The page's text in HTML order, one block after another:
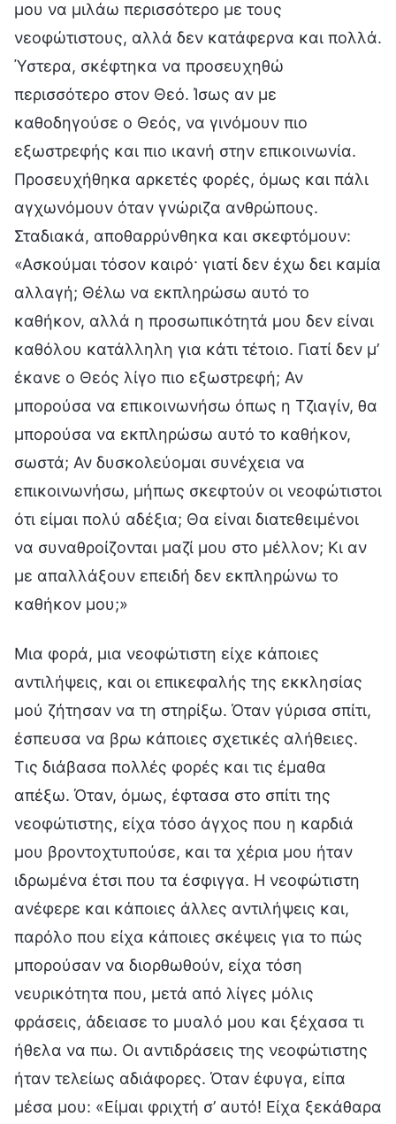
μου να μιλάω περισσότερο με τους
νεοφώτιστους, αλλά δεν κατάφερνα και πολλά.
Ύστερα, σκέφτηκα να προσευχηθώ
περισσότερο στον Θεό. Ίσως αν με
καθοδηγούσε ο Θεός, να γινόμουν πιο
εξωστρεφής και πιο ικανή στην επικοινωνία.
Προσευχήθηκα αρκετές φορές, όμως και πάλι
αγχωνόμουν όταν γνώριζα ανθρώπους.
Σταδιακά, αποθαρρύνθηκα και σκεφτόμουν:
«Ασκούμαι τόσον καιρό· γιατί δεν έχω δει καμία
αλλαγή; Θέλω να εκπληρώσω αυτό το
καθήκον, αλλά η προσωπικότητά μου δεν είναι
καθόλου κατάλληλη για κάτι τέτοιο. Γιατί δεν μ’
έκανε ο Θεός λίγο πιο εξωστρεφή; Αν
μπορούσα να επικοινωνήσω όπως η Τζιαγίν, θα
μπορούσα να εκπληρώσω αυτό το καθήκον,
σωστά; Αν δυσκολεύομαι συνέχεια να
επικοινωνήσω, μήπως σκεφτούν οι νεοφώτιστοι
ότι είμαι πολύ αδέξια; Θα είναι διατεθειμένοι
να συναθροίζονται μαζί μου στο μέλλον; Κι αν
με απαλλάξουν επειδή δεν εκπληρώνω το
καθήκον μου;»
Μια φορά, μια νεοφώτιστη είχε κάποιες
αντιλήψεις, και οι επικεφαλής της εκκλησίας
μού ζήτησαν να τη στηρίξω. Όταν γύρισα σπίτι,
έσπευσα να βρω κάποιες σχετικές αλήθειες.
Τις διάβασα πολλές φορές και τις έμαθα
απέξω. Όταν, όμως, έφτασα στο σπίτι της
νεοφώτιστης, είχα τόσο άγχος που η καρδιά
μου βροντοχτυπούσε, και τα χέρια μου ήταν
ιδρωμένα έτσι που τα έσφιγγα. Η νεοφώτιστη
ανέφερε και κάποιες άλλες αντιλήψεις και,
παρόλο που είχα κάποιες σκέψεις για το πώς
μπορούσαν να διορθωθούν, είχα τόση
νευρικότητα που, μετά από λίγες μόλις
φράσεις, άδειασε το μυαλό μου και ξέχασα τι
ήθελα να πω. Οι αντιδράσεις της νεοφώτιστης
ήταν τελείως αδιάφορες. Όταν έφυγα, είπα
μέσα μου: «Είμαι φριχτή σ’ αυτό! Είχα ξεκάθαρα